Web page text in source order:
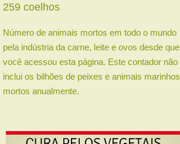
304 coelhos
Número de animais mortos em todo o mundo
pela indústria da carne, leite e ovos desde que
você acessou esta página. Este contador não
inclui os bilhões de peixes e animais marinhos
mortos anualmente.